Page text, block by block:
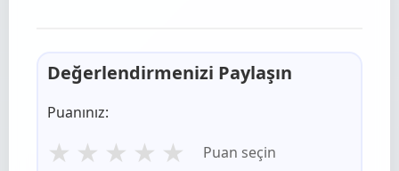
Değerlendirmenizi Paylaşın
Puanınız:
★ ★ ★ ★ ★ Puan seçin